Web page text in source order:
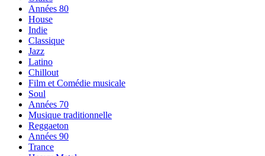
Années 80
House
Indie
Classique
Jazz
Latino
Chillout
Film et Comédie musicale
Soul
Années 70
Musique traditionnelle
Reggaeton
Années 90
Trance